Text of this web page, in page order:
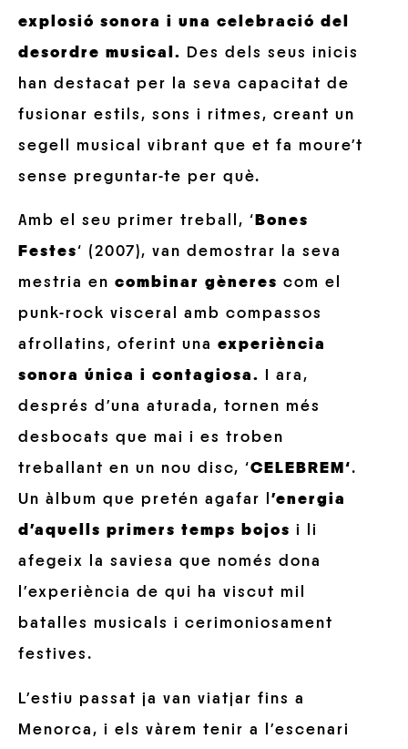
explosió sonora i una celebració del
desordre musical.
Des dels seus inicis
han destacat per la seva capacitat de
fusionar estils, sons i ritmes, creant un
segell musical vibrant que et fa moure’t
sense preguntar-te per què.
Amb el seu primer treball, ‘ Bones
Festes‘ (2007), van demostrar la seva
mestria en combinar gèneres com el
punk-rock visceral amb compassos
afrollatins, oferint una experiència
sonora única i contagiosa.
I ara,
després d’una aturada, tornen més
desbocats que mai i es troben
treballant en un nou disc, ‘CELEBREM ‘.
Un àlbum que pretén agafar l ’energia
d’aquells primers temps bojos i li
afegeix la saviesa que només dona
l’experiència de qui ha viscut mil
batalles musicals i cerimoniosament
festives.
L’estiu passat ja van viatjar fins a
Menorca, i els vàrem tenir a l’escenari